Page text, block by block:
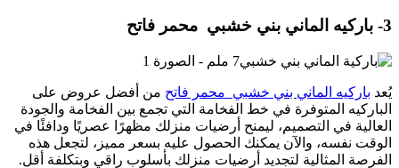
3- باركيه الماني بني خشبي محمر فاتح
يُعد باركيه الماني بني خشبي محمر فاتح من أفضل عروض على
الباركيه المتوفرة في خط الفخامة التي تجمع بين الفخامة والجودة
العالية في التصميم، ليمنح أرضيات منزلك مظهرًا عصريًا ودافئًا في
الوقت نفسه، والآن يمكنك الحصول عليه بسعر مميز، لتجعل هذه
الفرصة المثالية لتجديد أرضيات منزلك بأسلوب راقي وبتكلفة أقل.